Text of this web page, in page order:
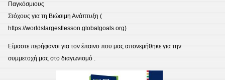
Παγκόσμιους
Στόχους για τη Βιώσιμη Ανάπτυξη (
https://worldslargestlesson.globalgoals.org)
Είμαστε περήφανοι για τον έπαινο που μας απονεμήθηκε για την
συμμετοχή μας στο διαγωνισμό .